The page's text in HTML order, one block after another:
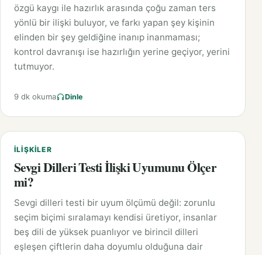
özgü kaygı ile hazırlık arasında çoğu zaman ters
yönlü bir ilişki buluyor, ve farkı yapan şey kişinin
elinden bir şey geldiğine inanıp inanmaması;
kontrol davranışı ise hazırlığın yerine geçiyor, yerini
tutmuyor.
9 dk okuma Dinle
İLIŞKILER
Sevgi Dilleri Testi İlişki Uyumunu Ölçer
mi?
Sevgi dilleri testi bir uyum ölçümü değil: zorunlu
seçim biçimi sıralamayı kendisi üretiyor, insanlar
beş dili de yüksek puanlıyor ve birincil dilleri
eşleşen çiftlerin daha doyumlu olduğuna dair